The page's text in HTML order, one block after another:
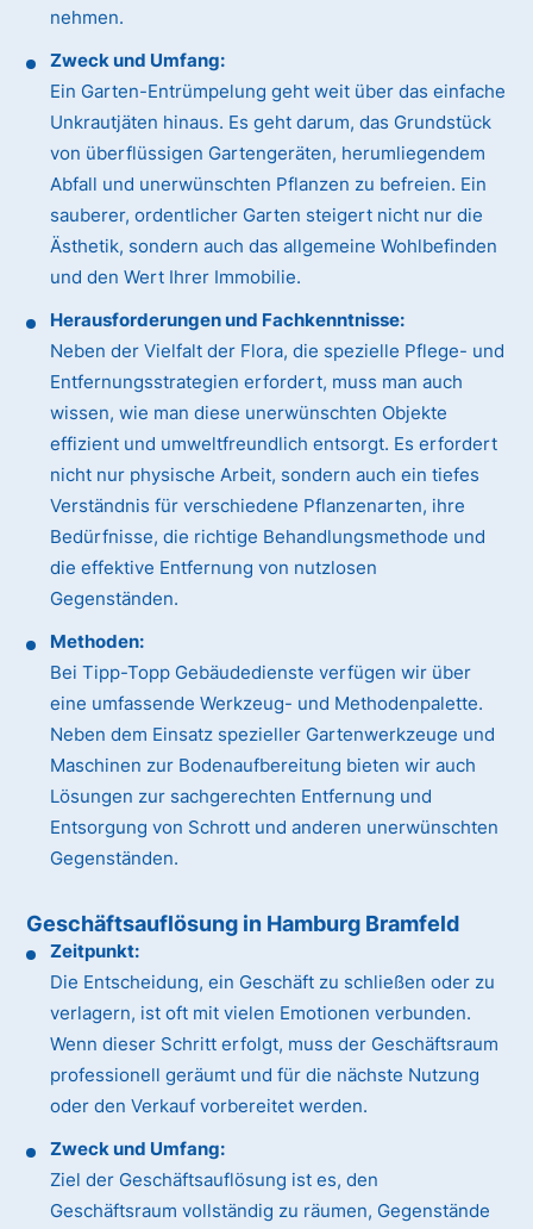
nehmen.
Zweck und Umfang:
Ein Garten-Entrümpelung geht weit über das einfache
Unkrautjäten hinaus. Es geht darum, das Grundstück
von überflüssigen Gartengeräten, herumliegendem
Abfall und unerwünschten Pflanzen zu befreien. Ein
sauberer, ordentlicher Garten steigert nicht nur die
Ästhetik, sondern auch das allgemeine Wohlbefinden
und den Wert Ihrer Immobilie.
Herausforderungen und Fachkenntnisse:
Neben der Vielfalt der Flora, die spezielle Pflege- und
Entfernungsstrategien erfordert, muss man auch
wissen, wie man diese unerwünschten Objekte
effizient und umweltfreundlich entsorgt. Es erfordert
nicht nur physische Arbeit, sondern auch ein tiefes
Verständnis für verschiedene Pflanzenarten, ihre
Bedürfnisse, die richtige Behandlungsmethode und
die effektive Entfernung von nutzlosen
Gegenständen.
Methoden:
Bei Tipp-Topp Gebäudedienste verfügen wir über
eine umfassende Werkzeug- und Methodenpalette.
Neben dem Einsatz spezieller Gartenwerkzeuge und
Maschinen zur Bodenaufbereitung bieten wir auch
Lösungen zur sachgerechten Entfernung und
Entsorgung von Schrott und anderen unerwünschten
Gegenständen.
Geschäftsauflösung in Hamburg Bramfeld
Zeitpunkt:
Die Entscheidung, ein Geschäft zu schließen oder zu
verlagern, ist oft mit vielen Emotionen verbunden.
Wenn dieser Schritt erfolgt, muss der Geschäftsraum
professionell geräumt und für die nächste Nutzung
oder den Verkauf vorbereitet werden.
Zweck und Umfang:
Ziel der Geschäftsauflösung ist es, den
Geschäftsraum vollständig zu räumen, Gegenstände